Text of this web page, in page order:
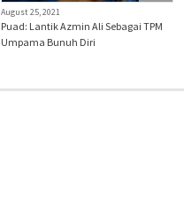
August 25, 2021
Puad: Lantik Azmin Ali Sebagai TPM
Umpama Bunuh Diri